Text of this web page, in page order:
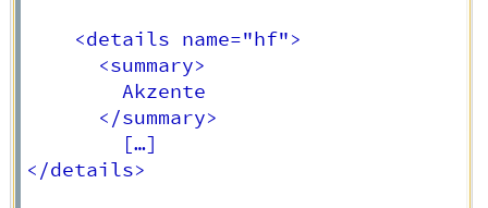
    <details name="hf">
      <summary>
        Akzente
      </summary>
        […]
</details>